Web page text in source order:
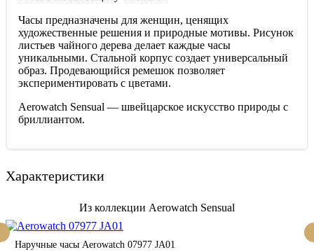
Часы предназначены для женщин, ценящих
художественные решения и природные мотивы. Рисунок
листьев чайного дерева делает каждые часы
уникальными. Стальной корпус создает универсальный
образ. Продевающийся ремешок позволяет
экспериментировать с цветами.
Aerowatch Sensual — швейцарское искусство природы с
бриллиантом.
Характеристики
Из коллекции Aerowatch Sensual
Наручные часы Aerowatch 07977 JA01